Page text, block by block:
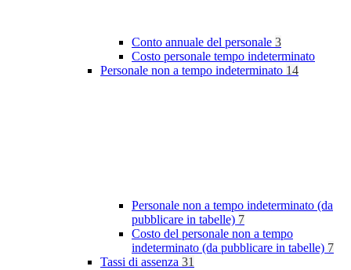
Conto annuale del personale 3
Costo personale tempo indeterminato
Personale non a tempo indeterminato 14
Personale non a tempo indeterminato (da
pubblicare in tabelle) 7
Costo del personale non a tempo
indeterminato (da pubblicare in tabelle) 7
Tassi di assenza 31